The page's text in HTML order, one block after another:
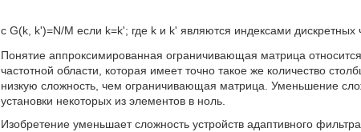
с G(k, k')=N/M если k=k'; где k и k' являются индексами дискретных
Понятие аппроксимированная ограничивающая матрица
частотной области, которая имеет точно такое же количество
низкую сложность, чем ограничивающая матрица. Уменьшение
установки некоторых из элементов в ноль.
Изобретение уменьшает сложность устройств адаптивного